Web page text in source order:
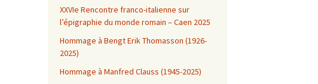
XXVIe Rencontre franco-italienne sur
l’épigraphie du monde romain – Caen 2025
Hommage à Bengt Erik Thomasson (1926-
2025)
Hommage à Manfred Clauss (1945-2025)